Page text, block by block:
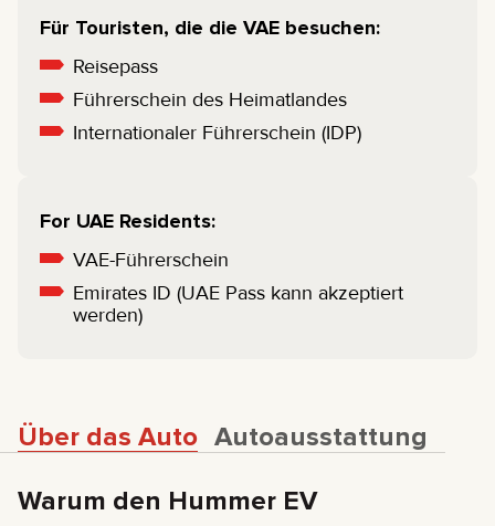
Für Touristen, die die VAE besuchen:
Reisepass
Führerschein des Heimatlandes
Internationaler Führerschein (IDP)
For UAE Residents:
VAE-Führerschein
Emirates ID (UAE Pass kann akzeptiert
werden)
Über das Auto Autoausstattung
Warum den Hummer EV